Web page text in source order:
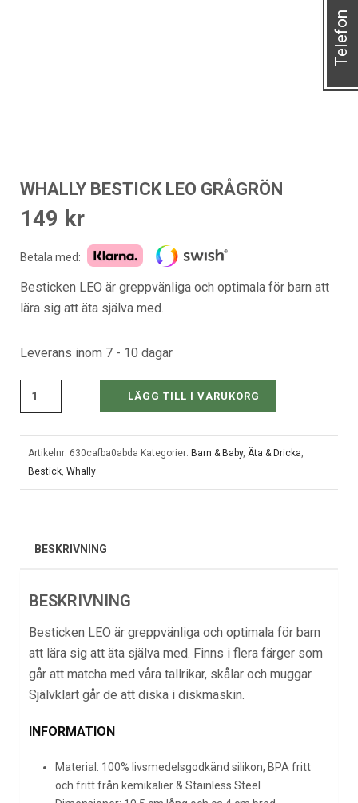
WHALLY BESTICK LEO GRÅGRÖN
149 kr
Betala med:
Besticken LEO är greppvänliga och optimala för barn att
lära sig att äta själva med.
Leverans inom 7 - 10 dagar
LÄGG TILL I VARUKORG
Artikelnr: 630cafba0abda Kategorier: Barn & Baby, Äta & Dricka
Bestick Whally
BESKRIVNING
BESKRIVNING
Besticken LEO är greppvänliga och optimala för barn
att lära sig att äta själva med. Finns i flera färger som
går att matcha med våra tallrikar, skålar och muggar.
Självklart går de att diska i diskmaskin.
INFORMATION
Material: 100% livsmedelsgodkänd silikon, BPA fritt
och fritt från kemikalier & Stainless Steel
Telefon